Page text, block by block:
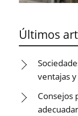
Últimos
ventajas y
Consejos